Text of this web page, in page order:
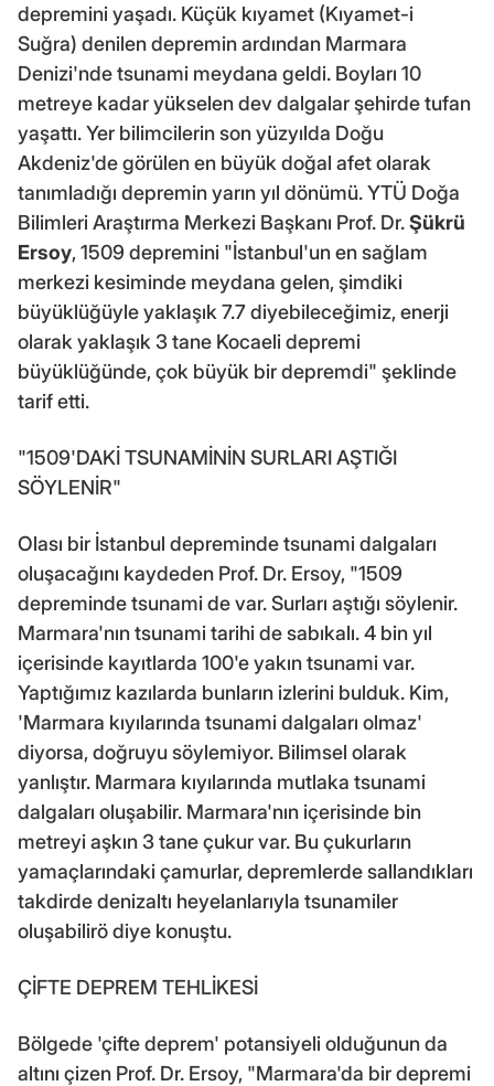
depremini yaşadı. Küçük kıyamet (Kıyamet-i
Suğra) denilen depremin ardından Marmara
Denizi'nde tsunami meydana geldi. Boyları 10
metreye kadar yükselen dev dalgalar şehirde tufan
yaşattı. Yer bilimcilerin son yüzyılda Doğu
Akdeniz'de görülen en büyük doğal afet olarak
tanımladığı depremin yarın yıl dönümü. YTÜ Doğa
Bilimleri Araştırma Merkezi Başkanı Prof. Dr.Şükrü
Ersoy, 1509 depremini "İstanbul'un en sağlam
merkezi kesiminde meydana gelen, şimdiki
büyüklüğüyle yaklaşık 7.7 diyebileceğimiz, enerji
olarak yaklaşık 3 tane Kocaeli depremi
büyüklüğünde, çok büyük bir depremdi" şeklinde
tarif etti.
"1509'DAKİ TSUNAMİNİN SURLARI AŞTIĞI
SÖYLENİR"
Olası bir İstanbul depreminde tsunami dalgaları
oluşacağını kaydeden Prof. Dr. Ersoy, "1509
depreminde tsunami de var. Surları aştığı söylenir.
Marmara'nın tsunami tarihi de sabıkalı. 4 bin yıl
içerisinde kayıtlarda 100'e yakın tsunami var.
Yaptığımız kazılarda bunların izlerini bulduk. Kim,
'Marmara kıyılarında tsunami dalgaları olmaz'
diyorsa, doğruyu söylemiyor. Bilimsel olarak
yanlıştır. Marmara kıyılarında mutlaka tsunami
dalgaları oluşabilir. Marmara'nın içerisinde bin
metreyi aşkın 3 tane çukur var. Bu çukurların
yamaçlarındaki çamurlar, depremlerde sallandıkları
takdirde denizaltı heyelanlarıyla tsunamiler
oluşabilirö diye konuştu.
ÇİFTE DEPREM TEHLİKESİ
Bölgede 'çifte deprem' potansiyeli olduğunun da
altını çizen Prof. Dr. Ersoy, "Marmara'da bir depremi